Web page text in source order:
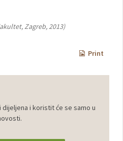
Zagreb, 2013)
Print
dijeljena i koristit će se samo u